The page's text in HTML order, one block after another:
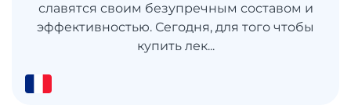
славятся своим безупречным составом и
эффективностью. Сегодня, для того чтобы
купить лек...